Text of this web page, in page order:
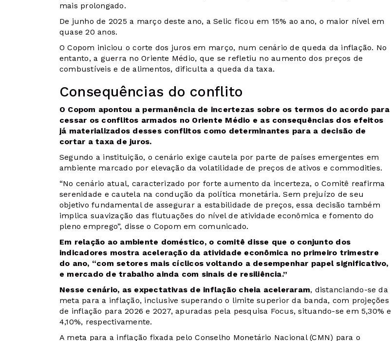
mais prolongado.
De junho de 2025 a março deste ano, a Selic ficou em 15% ao ano, o maior nível em
quase 20 anos.
O Copom iniciou o corte dos juros em março, num cenário de queda da inflação. No
entanto, a guerra no Oriente Médio, que se refletiu no aumento dos preços de
combustíveis e de alimentos, dificulta a queda da taxa.
Consequências do conflito
O Copom apontou a permanência de incertezas sobre os termos do acordo para
cessar os conflitos armados no Oriente Médio e as consequências dos efeitos
já materializados desses conflitos como determinantes para a decisão de
cortar a taxa de juros.
Segundo a instituição, o cenário exige cautela por parte de países emergentes em
ambiente marcado por elevação da volatilidade de preços de ativos e commodities.
“No cenário atual, caracterizado por forte aumento da incerteza, o Comitê reafirma
serenidade e cautela na condução da política monetária. Sem prejuízo de seu
objetivo fundamental de assegurar a estabilidade de preços, essa decisão também
implica suavização das flutuações do nível de atividade econômica e fomento do
pleno emprego”, disse o Copom em comunicado.
Em relação ao ambiente doméstico, o comitê disse que o conjunto dos
indicadores mostra aceleração da atividade econômica no primeiro trimestre
do ano, “com setores mais cíclicos voltando a desempenhar papel significativo,
e mercado de trabalho ainda com sinais de resiliência.”
Nesse cenário, as expectativas de inflação cheia aceleraram, distanciando-se da
meta para a inflação, inclusive superando o limite superior da banda, com projeções
de inflação para 2026 e 2027, apuradas pela pesquisa Focus, situando-se em 5,30% e
4,10%, respectivamente.
A meta para a inflação fixada pelo Conselho Monetário Nacional (CMN) para o